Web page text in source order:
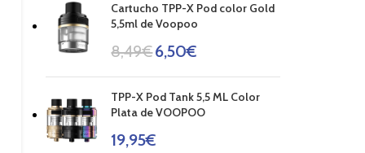
Cartucho TPP-X Pod color Gold
5,5ml de Voopoo
8,49€6,50€
TPP-X Pod Tank 5,5 ML Color
Plata de VOOPOO
19,95€